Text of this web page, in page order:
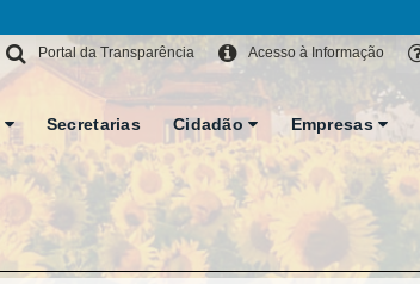
Acesso à Informação
Portal da Transparência
Secretarias Cidadão Empresas